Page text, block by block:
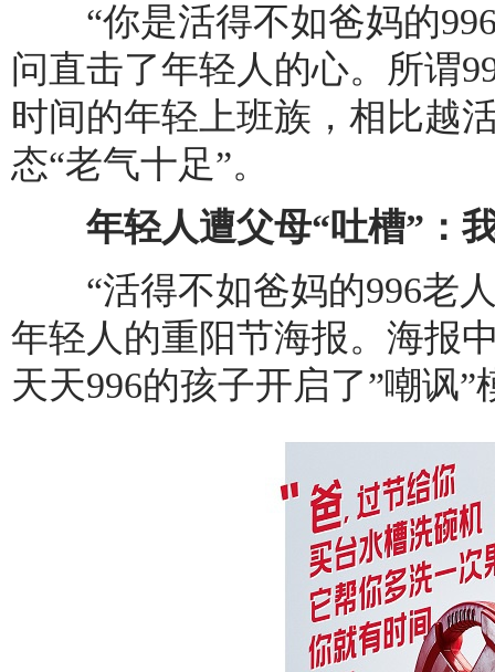
“你是活得不如爸妈的996
问直击了年轻人的心。所谓
时间的年轻上班族，相比越
态“老气十足”。
年轻人遭父母“吐槽”：我
“活得不如爸妈的996老人
年轻人的重阳节海报。海报
天天996的孩子开启了”嘲讽”